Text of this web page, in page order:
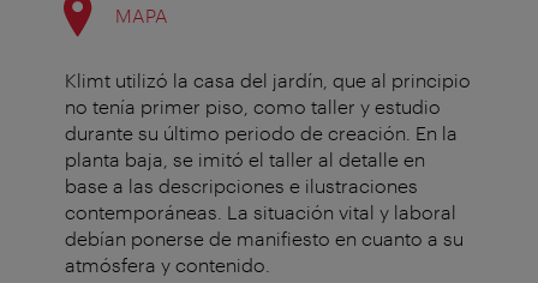
MAPA
Klimt utilizó la casa del jardín, que al principio
no tenía primer piso, como taller y estudio
durante su último periodo de creación. En la
planta baja, se imitó el taller al detalle en
base a las descripciones e ilustraciones
contemporáneas. La situación vital y laboral
debían ponerse de manifiesto en cuanto a su
atmósfera y contenido.